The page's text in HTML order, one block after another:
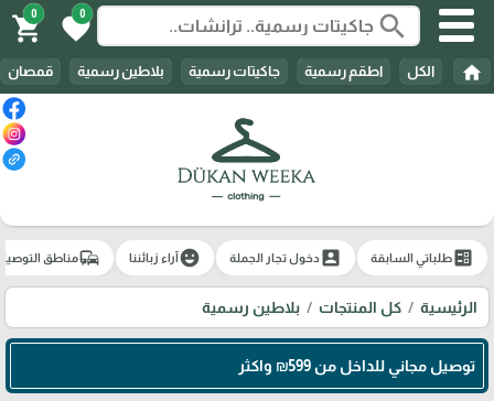
search
0
favorite
0
shopping_cart
home الكل اطقم رسمية جاكيتات رسمية بلاطين رسمية قمصان
ballotطلباتي السابقة account_boxدخول تجار الجملة emoji_emotionsآراء زبائننا commuteمناطق
الرئيسية كل المنتجات بلاطين رسمية
توصيل مجاني للداخل من 599₪ واكثر